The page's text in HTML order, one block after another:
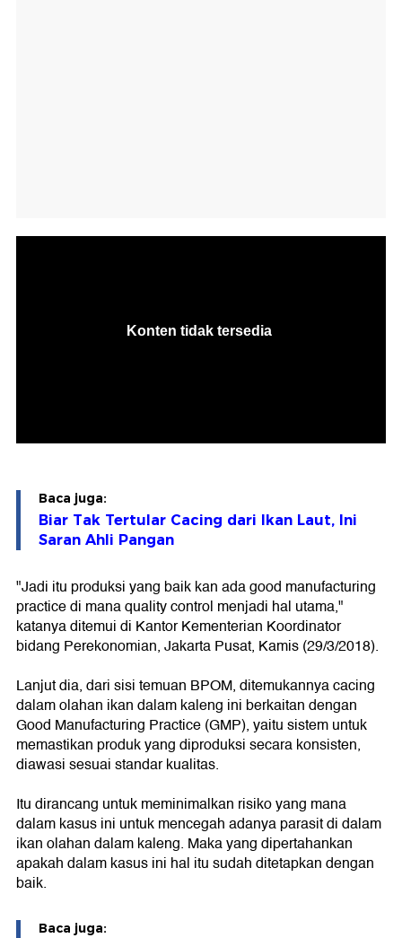
Baca juga:
Biar Tak Tertular Cacing dari Ikan Laut, Ini
Saran Ahli Pangan
"Jadi itu produksi yang baik kan ada good manufacturing
practice di mana quality control menjadi hal utama,"
katanya ditemui di Kantor Kementerian Koordinator
bidang Perekonomian, Jakarta Pusat, Kamis (29/3/2018).
Lanjut dia, dari sisi temuan BPOM, ditemukannya cacing
dalam olahan ikan dalam kaleng ini berkaitan dengan
Good Manufacturing Practice (GMP), yaitu sistem untuk
memastikan produk yang diproduksi secara konsisten,
diawasi sesuai standar kualitas.
Itu dirancang untuk meminimalkan risiko yang mana
dalam kasus ini untuk mencegah adanya parasit di dalam
ikan olahan dalam kaleng. Maka yang dipertahankan
apakah dalam kasus ini hal itu sudah ditetapkan dengan
baik.
Baca juga: